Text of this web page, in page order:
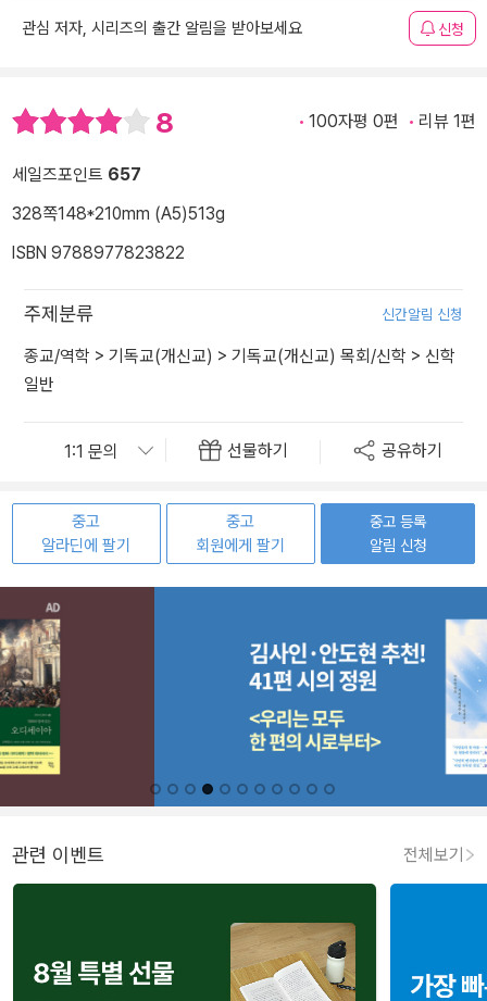
관심 저자, 시리즈의 출간 알림을 받아보세요 신청
8 100자평 0편 리뷰 1편
세일즈포인트 657
328쪽148*210mm (A5)513g
ISBN 9788977823822
주제분류 신간알림 신청
종교/역학 > 기독교(개신교) > 기독교(개신교) 목회/신학 > 신학
일반
선물하기 공유하기
중고
알라딘에 팔기
중고
회원에게 팔기
중고 등록
알림 신청
관련 이벤트 전체보기